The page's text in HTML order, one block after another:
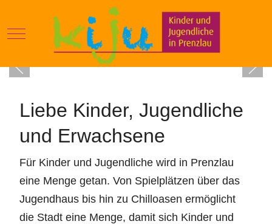
Mobile Menu Toggle
Liebe Kinder, Jugendliche
und Erwachsene
Für Kinder und Jugendliche wird in Prenzlau
eine Menge getan. Von Spielplätzen über das
Jugendhaus bis hin zu Chilloasen ermöglicht
die Stadt eine Menge, damit sich Kinder und